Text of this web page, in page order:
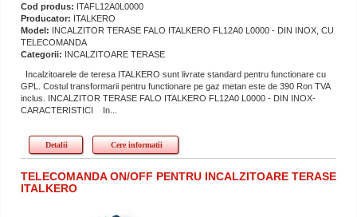
Cod produs: ITAFL12A0L0000
Producator: ITALKERO
Model: INCALZITOR TERASE FALO ITALKERO FL12A0 L0000 - DIN INOX, CU
TELECOMANDA
Categorii: INCALZITOARE TERASE
Incalzitoarele de teresa ITALKERO sunt livrate standard pentru functionare cu
GPL. Costul transformarii pentru functionare pe gaz metan este de 390 Ron TVA
inclus. INCALZITOR TERASE FALO ITALKERO FL12A0 L0000 - DIN INOX-
CARACTERISTICI In...
Detalii Cere informatii
TELECOMANDA ON/OFF PENTRU INCALZITOARE TERASE
ITALKERO